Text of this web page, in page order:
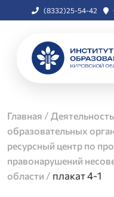
(8332)25-54-42
Главная / Деятельность
образовательных
ресурсный центр по
правонарушений
области / плакат 4-1